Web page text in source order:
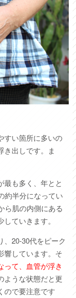
すい箇所に多いの
き出しです。ま
最も多く、年とと
約半分になってい
ら肌の内側にある
ていきます。
、20-30代をピーク
響しています。そ
って、血管が浮き
ような状態だと更
ので要注意です